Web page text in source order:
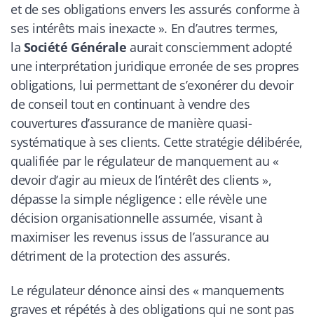
et de ses obligations envers les assurés conforme à
ses intérêts mais inexacte ». En d’autres termes,
la Société Générale aurait consciemment adopté
une interprétation juridique erronée de ses propres
obligations, lui permettant de s’exonérer du devoir
de conseil tout en continuant à vendre des
couvertures d’assurance de manière quasi-
systématique à ses clients. Cette stratégie délibérée,
qualifiée par le régulateur de manquement au «
devoir d’agir au mieux de l’intérêt des clients »,
dépasse la simple négligence : elle révèle une
décision organisationnelle assumée, visant à
maximiser les revenus issus de l’assurance au
détriment de la protection des assurés.
Le régulateur dénonce ainsi des « manquements
graves et répétés à des obligations qui ne sont pas